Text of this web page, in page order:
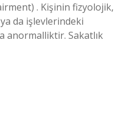
. Kişinin fizyolojik,
da işlevlerindeki
anormalliktir. Sakatlık